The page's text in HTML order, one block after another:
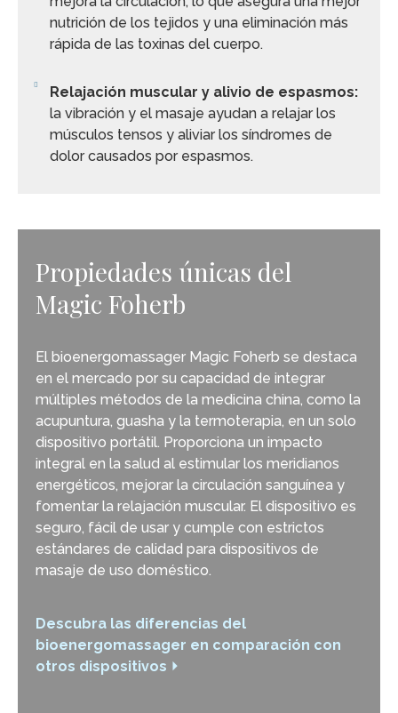
nutrición de los tejidos y una eliminación más
rápida de las toxinas del cuerpo.
Relajación muscular y alivio de espasmos:
la vibración y el masaje ayudan a relajar los
músculos tensos y aliviar los síndromes de
dolor causados por espasmos.
Propiedades únicas del
Magic Foherb
El bioenergomassager Magic Foherb se destaca
en el mercado por su capacidad de integrar
múltiples métodos de la medicina china, como la
acupuntura, guasha y la termoterapia, en un solo
dispositivo portátil. Proporciona un impacto
integral en la salud al estimular los meridianos
energéticos, mejorar la circulación sanguínea y
fomentar la relajación muscular. El dispositivo es
seguro, fácil de usar y cumple con estrictos
estándares de calidad para dispositivos de
masaje de uso doméstico.
Descubra las diferencias del
bioenergomassager en comparación con
otros dispositivos ⏵